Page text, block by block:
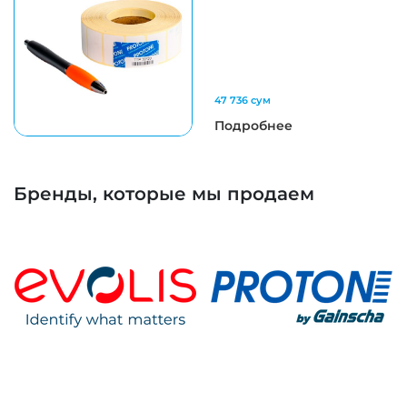
47 736 сум
Подробнее
Бренды, которые мы продаем